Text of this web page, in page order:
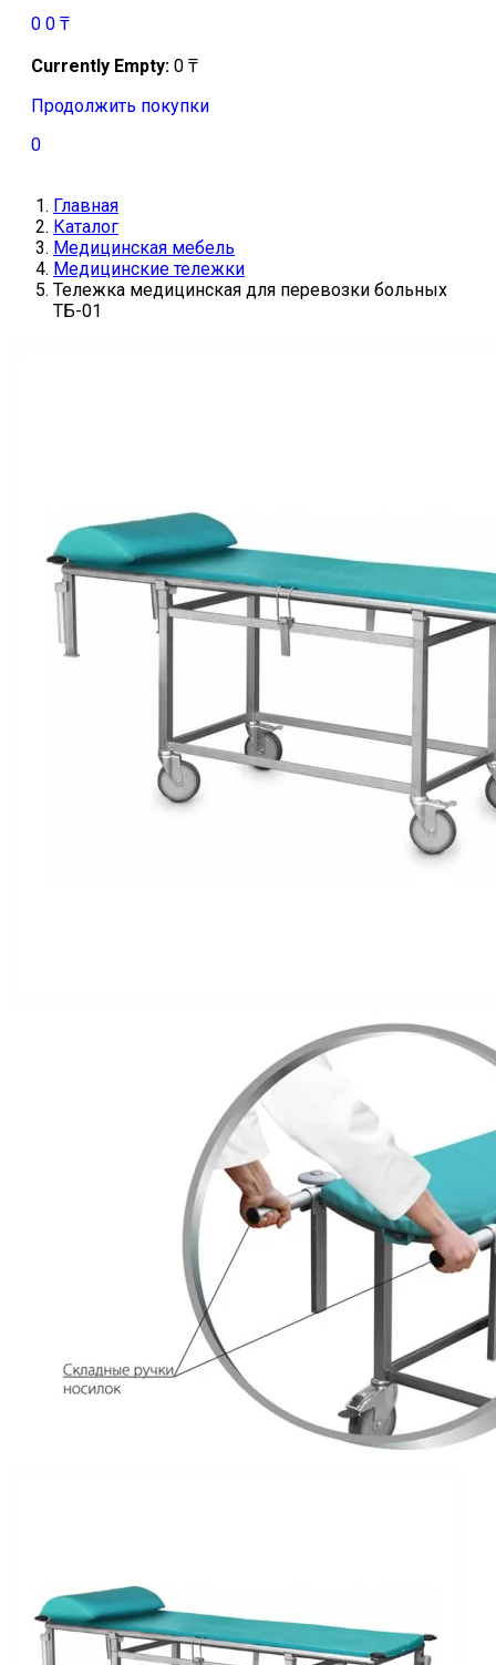
0 0 ₸
Currently Empty: 0 ₸
Продолжить покупки
0
Главная
Каталог
Медицинская мебель
Медицинские тележки
Тележка медицинская для перевозки больных
ТБ-01